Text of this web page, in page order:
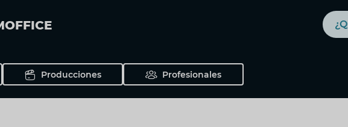
Producciones Profesionales